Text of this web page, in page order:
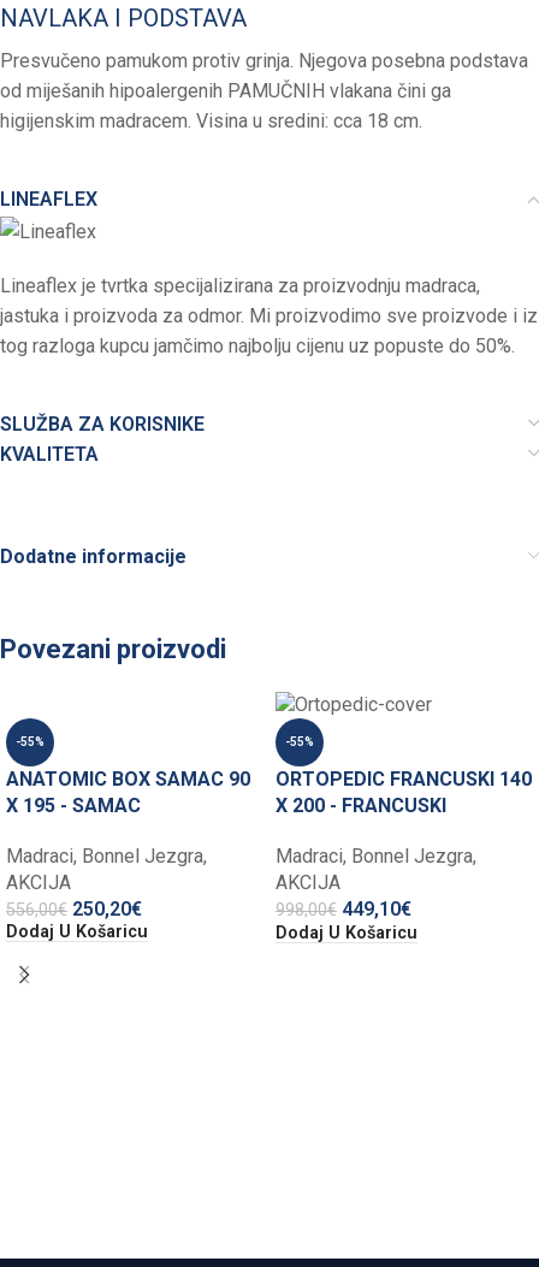
NAVLAKA I PODSTAVA
Presvučeno pamukom protiv grinja. Njegova posebna podstava
od miješanih hipoalergenih PAMUČNIH vlakana čini ga
higijenskim madracem. Visina u sredini: cca 18 cm.
LINEAFLEX
Lineaflex je tvrtka specijalizirana za proizvodnju madraca,
jastuka i proizvoda za odmor. Mi proizvodimo sve proizvode i iz
tog razloga kupcu jamčimo najbolju cijenu uz popuste do 50%.
SLUŽBA ZA KORISNIKE
KVALITETA
Dodatne informacije
Povezani proizvodi
-55%
ANATOMIC BOX SAMAC 90
X 195 - SAMAC
Madraci, Bonnel Jezgra,
AKCIJA
556,00€ 250,20€
Dodaj U Košaricu
-55%
ORTOPEDIC FRANCUSKI 140
X 200 - FRANCUSKI
Madraci, Bonnel Jezgra,
AKCIJA
998,00€ 449,10€
Dodaj U Košaricu